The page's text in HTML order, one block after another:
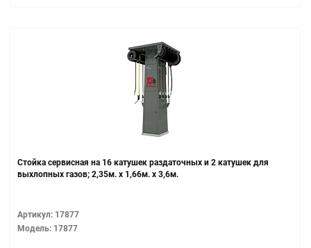
Стойка сервисная на 16 катушек раздаточных и 2 катушек для
выхлопных газов; 2,35м. х 1,66м. х 3,6м.
Артикул: 17877
Модель: 17877